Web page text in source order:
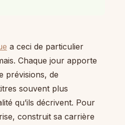
a ceci de particulier
Chaque jour apporte
prévisions, de
souvent plus
qu’ils décrivent. Pour
construit sa carrière